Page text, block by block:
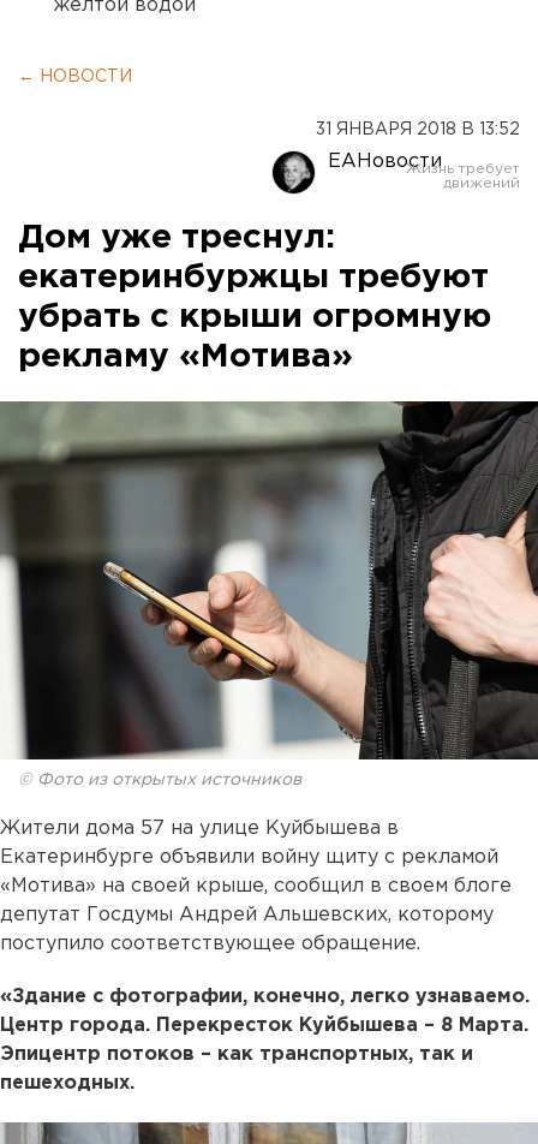
желтой водой
← НОВОСТИ
31 ЯНВАРЯ 2018 В 13:52
ЕАНовости
Дом уже треснул:
екатеринбуржцы требуют
убрать с крыши огромную
рекламу «Мотива»
© Фото из открытых источников
Жители дома 57 на улице Куйбышева в
Екатеринбурге объявили войну щиту с рекламой
«Мотива» на своей крыше, сообщил в своем блоге
депутат Госдумы Андрей Альшевских, которому
поступило соответствующее обращение.
«Здание с фотографии, конечно, легко узнаваемо.
Центр города. Перекресток Куйбышева – 8 Марта.
Эпицентр потоков – как транспортных, так и
пешеходных.